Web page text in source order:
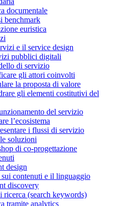
documentale
benchmark
euristica
e il service design
pubblici digitali
di servizio
gli attori coinvolti
la proposta di valore
gli elementi costitutivi del
del servizio
l’ecosistema
i flussi di servizio
soluzioni
di co-progettazione
design
contenuti e il linguaggio
discovery
ricerca (search keywords)
tramite analytics